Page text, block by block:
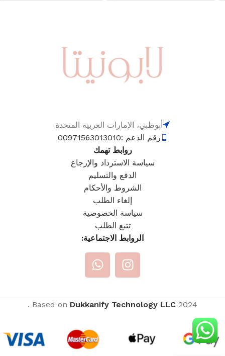
أبوظبي، الإمارات العربية المتحدة
رقم الدعم :00971563013010
روابط تهمك
سياسة الاسترداد والإرجاع
الدفع والتسليم
الشروط والأحكام
إلغاء الطلب
سياسة الخصوصية
تتبع الطلب
الروابط الاجتماعية:
Based on Dukkanify Technology LLC 2024
.